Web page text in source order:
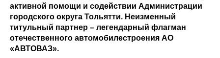
активной помощи и содействии Администрации
городского округа Тольятти. Неизменный
титульный партнер – легендарный флагман
отечественного автомобилестроения АО
«АВТОВАЗ».